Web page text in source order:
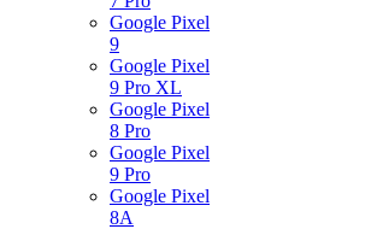
Google Pixel
9
Google Pixel
9 Pro XL
Google Pixel
8 Pro
Google Pixel
9 Pro
Google Pixel
8A